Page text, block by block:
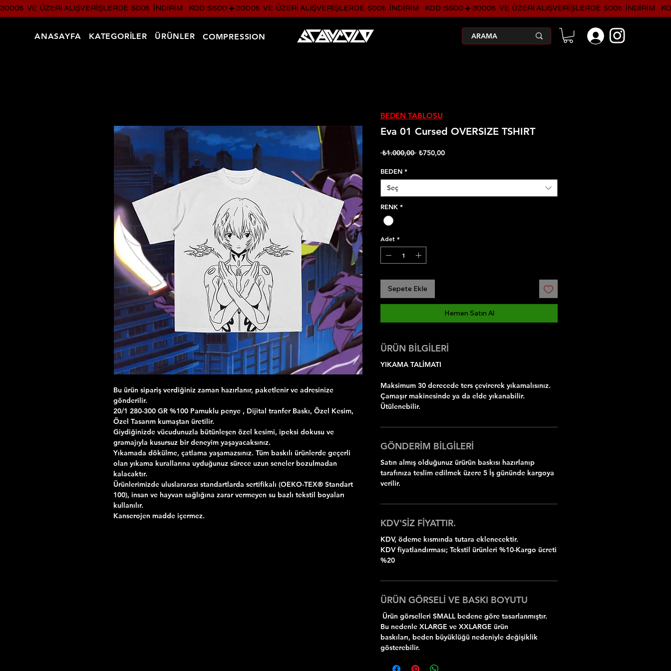
3000₺  VE  ÜZERI ALIŞVERIŞLERDE  500₺  INDIRIM    KOD :S500
ANASAYFA KATEGORİLER ÜRÜNLER COMPRESSION .
Bu ürün sipariş verdiğiniz zaman hazırlanır, paketlenir ve adresinize
gönderilir.
20/1 280-300 GR %100 Pamuklu penye , Dijital tranfer Baskı, Özel Kesim,
Özel Tasarım kumaştan üretilir.
Giydiğinizde vücudunuzla bütünleşen özel kesimi, ipeksi dokusu ve
gramajıyla kusursuz bir deneyim yaşayacaksınız.
Yıkamada dökülme, çatlama yaşamazsınız. Tüm baskılı ürünlerde geçerli
olan yıkama kurallarına uyduğunuz sürece uzun seneler bozulmadan
kalacaktır.
Ürünlerimizde uluslararası standartlarda sertifikalı (OEKO-TEX® Standart
100), insan ve hayvan sağlığına zarar vermeyen su bazlı tekstil boyaları
kullanılır.
Kanserojen madde içermez.
Eva 01 Cursed OVERSIZE TSHIRT
₺1.000,00 Normal
₺750,00İndirimli
BEDEN *
Seç
RENK *
Adet *
Sepete Ekle
Hemen Satın Al
ÜRÜN BİLGİLERİ
YIKAMA TALİMATI
Maksimum 30 derecede ters çevirerek yıkamalısınız.
Çamaşır makinesinde ya da elde yıkanabilir.
Ütülenebilir.
GÖNDERİM BİLGİLERİ
Satın almış olduğunuz ürürün baskısı hazırlanıp
tarafınıza teslim edilmek üzere 5 İş gününde kargoya
verilir.
KDV'SİZ FİYATTIR.
KDV, ödeme kısmında tutara eklenecektir.
KDV fiyatlandırması; Tekstil ürünleri %10-Kargo ücreti
%20
ÜRÜN GÖRSELİ VE BASKI BOYUTU
Ürün görselleri SMALL bedene göre tasarlanmıştır.
Bu nedenle XLARGE ve XXLARGE ürün
baskıları, beden büyüklüğü nedeniyle değişiklik
gösterebilir.
BEDEN TABLOSU